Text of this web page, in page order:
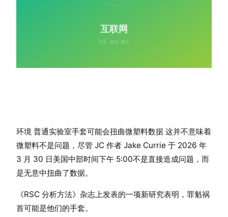
环境 普通实验室手套可能会扭曲微塑料数据 这并不意味着
微塑料不是问题，尽管 JC 作者 Jake Currie 于 2026 年
3 月 30 日美国中部时间下午 5:00不是直接造成问题，而
是无意中扭曲了数据。
《RSC 分析方法》杂志上发表的一项新研究表明，罪魁祸
首可能是他们的手套。